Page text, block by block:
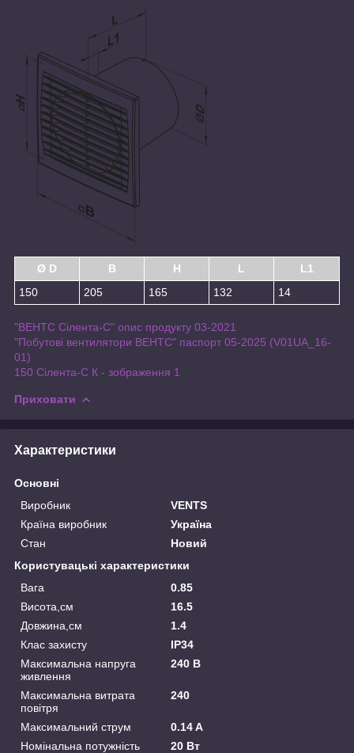
Ø D B H L
L1
150
205 165 132 14
"ВЕНТС Сілента-С" опис продукту 03-2021
"Побутові вентилятори ВЕНТС" паспорт 05-2025 (V01UA_16-
01)
150 Сілента-С К - зображення 1
Приховати
Характеристики
Основні
Виробник
VENTS
Країна виробник
Україна
Стан
Новий
Користувацькі характеристики
Вага
0.85
Висота,см
16.5
Довжина,см
1.4
Клас захисту
IP34
Максимальна напруга
живлення
240 В
Максимальна витрата
повітря
240
Максимальний струм
0.14 A
Номінальна потужність
20 Вт